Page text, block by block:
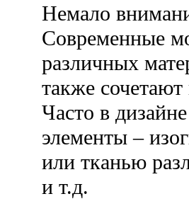
Немало
Современные
различных
также
Часто в
элементы –
или тканью
и т.д.